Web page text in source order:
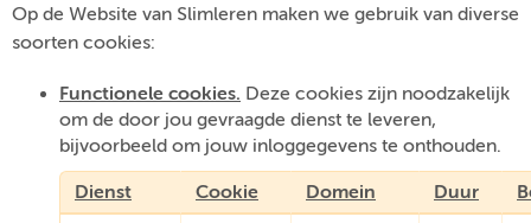
Op de Website van Slimleren maken we gebruik van diverse
soorten cookies:
Functionele cookies. Deze cookies zijn noodzakelijk
om de door jou gevraagde dienst te leveren,
bijvoorbeeld om jouw inloggegevens te onthouden.
Dienst Cookie Domein Duur